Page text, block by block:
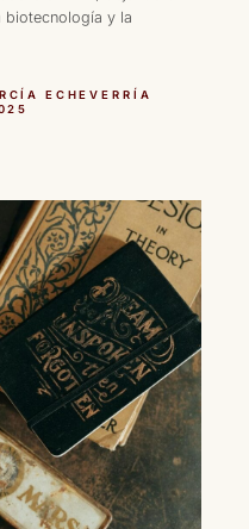
biotecnología y la
ECHEVERRÍA